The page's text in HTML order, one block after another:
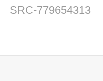
SRC-779654313